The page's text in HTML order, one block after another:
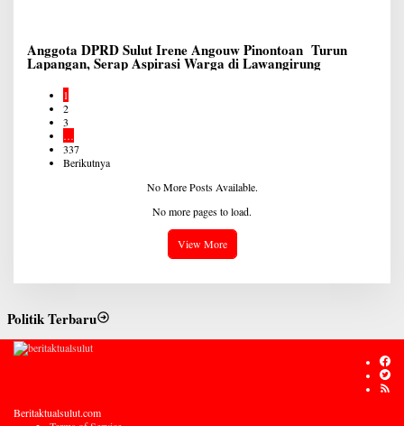
Anggota DPRD Sulut Irene Angouw Pinontoan Turun
Lapangan, Serap Aspirasi Warga di Lawangirung
1
2
3
…
337
Berikutnya
No More Posts Available.
No more pages to load.
View More
Politik Terbaru
Beritaktualsulut.com